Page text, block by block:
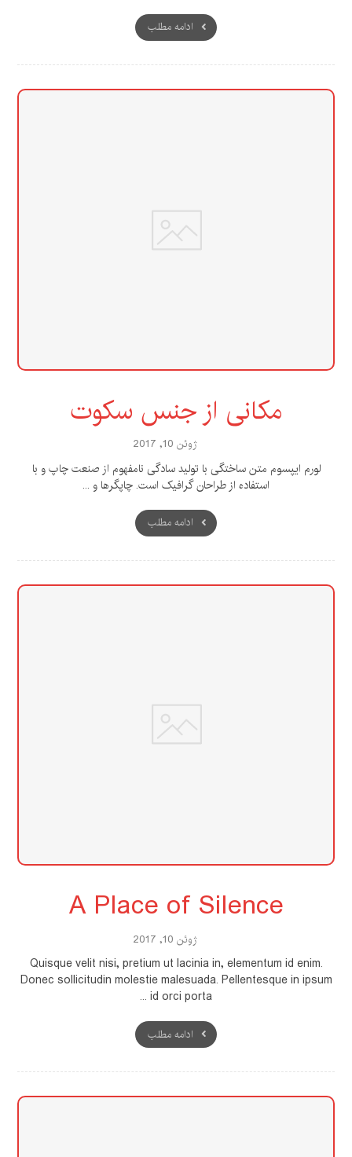
ادامه مطلب
مکانی از جنس سکوت
ژوئن 10, 2017
لورم ایپسوم متن ساختگی با تولید سادگی نامفهوم از صنعت چاپ و با
استفاده از طراحان گرافیک است. چاپگرها و ...
ادامه مطلب
A Place of Silence
ژوئن 10, 2017
Quisque velit nisi, pretium ut lacinia in, elementum id enim.
Donec sollicitudin molestie malesuada. Pellentesque in ipsum
id orci porta ...
ادامه مطلب